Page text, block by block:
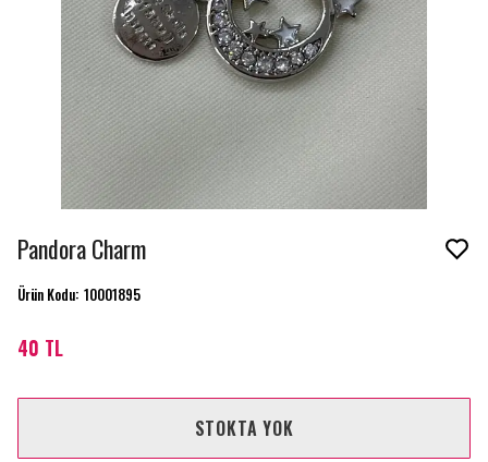
Pandora Charm
Ürün Kodu: 10001895
40 TL
STOKTA YOK